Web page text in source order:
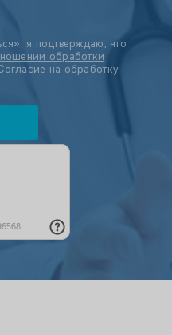
я подтверждаю, что
обработки
на обработку